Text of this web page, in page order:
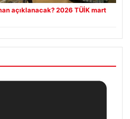
açıklanacak? 2026 TÜİK mart